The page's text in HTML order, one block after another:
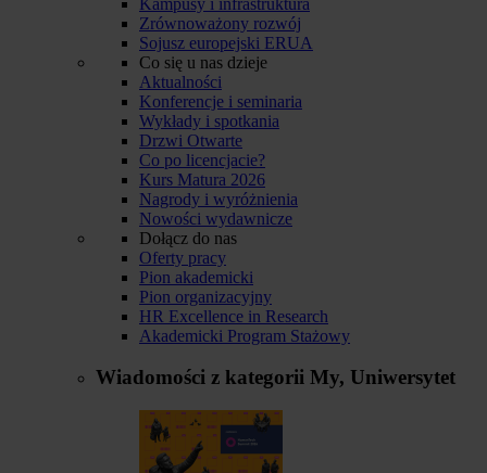
Zrównoważony rozwój
Sojusz europejski ERUA
Co się u nas dzieje
Aktualności
Konferencje i seminaria
Wykłady i spotkania
Drzwi Otwarte
Co po licencjacie?
Kurs Matura 2026
Nagrody i wyróżnienia
Nowości wydawnicze
Dołącz do nas
Oferty pracy
Pion akademicki
Pion organizacyjny
HR Excellence in Research
Akademicki Program Stażowy
Wiadomości z kategorii My, Uniwersytet